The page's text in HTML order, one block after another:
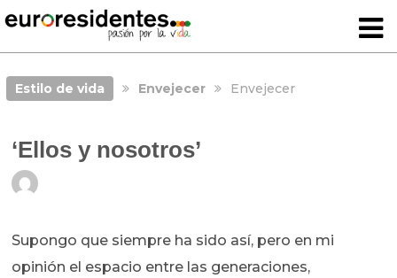
Estilo de vida Envejecer Envejecer
‘Ellos y nosotros’
Supongo que siempre ha sido así, pero en mi
opinión el espacio entre las generaciones,